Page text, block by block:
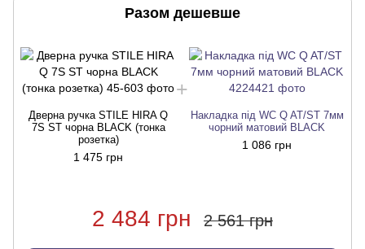
Разом дешевше
Дверна ручка STILE HIRA Q
7S ST чорна BLACK (тонка
розетка)
1 475 грн
Накладка під WC Q AT/ST 7мм
чорний матовий BLACK
1 086 грн
2 484 грн 2 561 грн